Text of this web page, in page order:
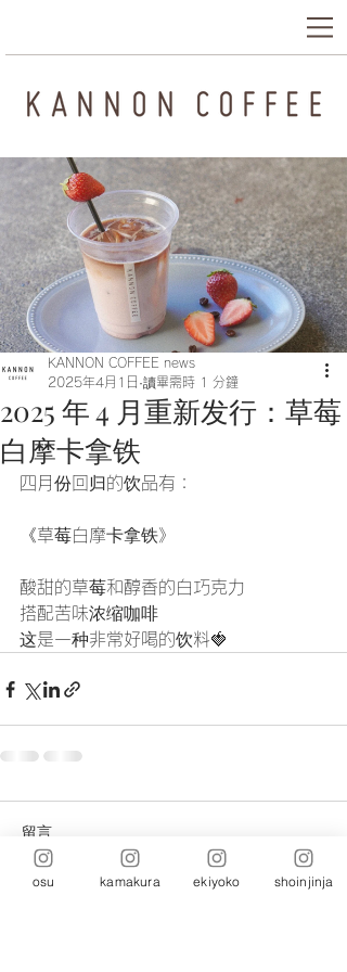
2025 年 4 月重新发行：草莓
白摩卡拿铁
KANNON COFFEE news
2025年4月1日 讀畢需時 1 分鐘
四月份回归的饮品有：
《草莓白摩卡拿铁》
酸甜的草莓和醇香的白巧克力
搭配苦味浓缩咖啡
这是一种非常好喝的饮料🍓
留言
osu kamakura ekiyoko shoinjinja